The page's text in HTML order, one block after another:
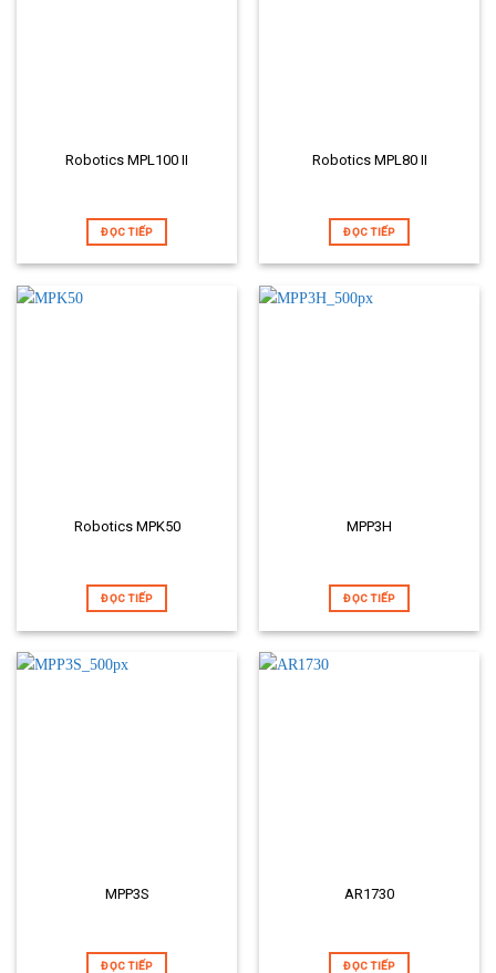
Robotics MPL100 II
ĐỌC TIẾP
Robotics MPL80 II
ĐỌC TIẾP
Robotics MPK50
ĐỌC TIẾP
MPP3H
ĐỌC TIẾP
MPP3S
ĐỌC TIẾP
AR1730
ĐỌC TIẾP